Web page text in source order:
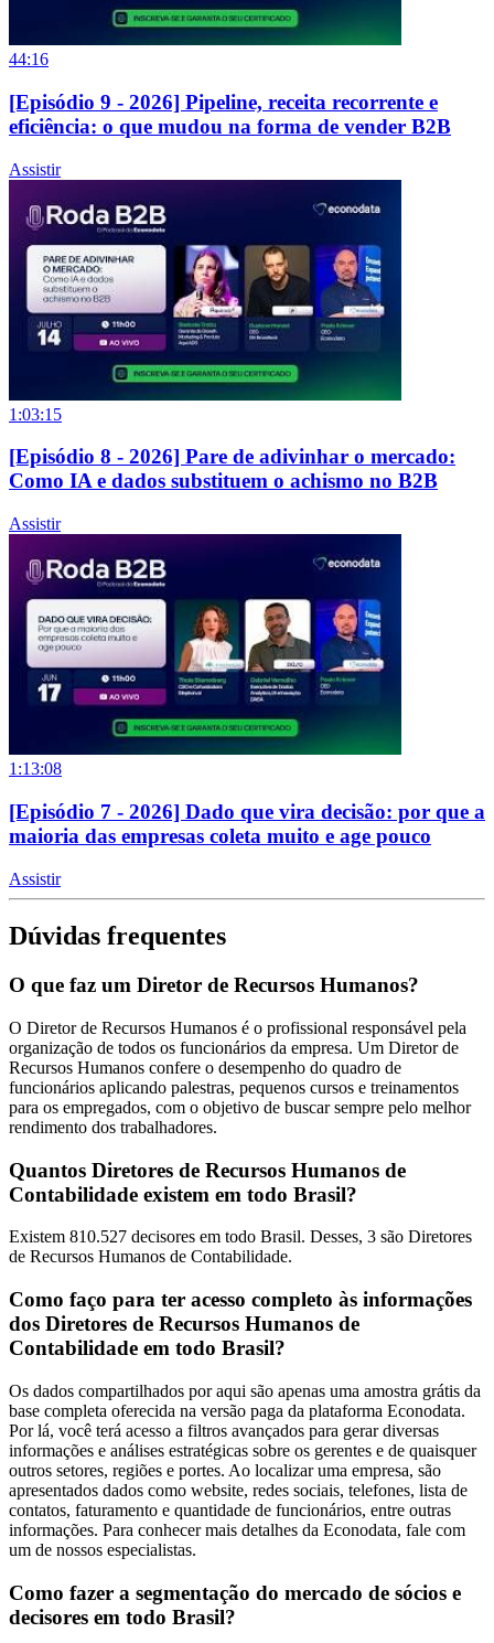
44:16
[Episódio 9 - 2026] Pipeline, receita recorrente e
eficiência: o que mudou na forma de vender B2B
Assistir
1:03:15
[Episódio 8 - 2026] Pare de adivinhar o mercado:
Como IA e dados substituem o achismo no B2B
Assistir
1:13:08
[Episódio 7 - 2026] Dado que vira decisão: por que a
maioria das empresas coleta muito e age pouco
Assistir
Dúvidas frequentes
O que faz um Diretor de Recursos Humanos?
O Diretor de Recursos Humanos é o profissional responsável pela
organização de todos os funcionários da empresa. Um Diretor de
Recursos Humanos confere o desempenho do quadro de
funcionários aplicando palestras, pequenos cursos e treinamentos
para os empregados, com o objetivo de buscar sempre pelo melhor
rendimento dos trabalhadores.
Quantos Diretores de Recursos Humanos de
Contabilidade existem em todo Brasil?
Existem 810.527 decisores em todo Brasil. Desses, 3 são Diretores
de Recursos Humanos de Contabilidade.
Como faço para ter acesso completo às informações
dos Diretores de Recursos Humanos de
Contabilidade em todo Brasil?
Os dados compartilhados por aqui são apenas uma amostra grátis da
base completa oferecida na versão paga da plataforma Econodata.
Por lá, você terá acesso a filtros avançados para gerar diversas
informações e análises estratégicas sobre os gerentes e de quaisquer
outros setores, regiões e portes. Ao localizar uma empresa, são
apresentados dados como website, redes sociais, telefones, lista de
contatos, faturamento e quantidade de funcionários, entre outras
informações. Para conhecer mais detalhes da Econodata, fale com
um de nossos especialistas.
Como fazer a segmentação do mercado de sócios e
decisores em todo Brasil?